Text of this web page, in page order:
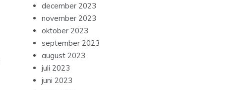
december 2023
november 2023
oktober 2023
september 2023
august 2023
juli 2023
juni 2023